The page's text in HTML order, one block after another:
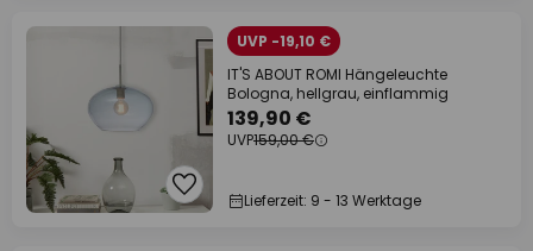
UVP -19,10 €
IT'S ABOUT ROMI Hängeleuchte
Bologna, hellgrau, einflammig
139,90 €
UVP159,00 €
Lieferzeit: 9 - 13 Werktage